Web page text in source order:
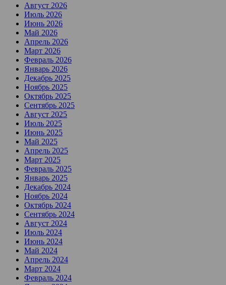
Август 2026
Июль 2026
Июнь 2026
Май 2026
Апрель 2026
Март 2026
Февраль 2026
Январь 2026
Декабрь 2025
Ноябрь 2025
Октябрь 2025
Сентябрь 2025
Август 2025
Июль 2025
Июнь 2025
Май 2025
Апрель 2025
Март 2025
Февраль 2025
Январь 2025
Декабрь 2024
Ноябрь 2024
Октябрь 2024
Сентябрь 2024
Август 2024
Июль 2024
Июнь 2024
Май 2024
Апрель 2024
Март 2024
Февраль 2024